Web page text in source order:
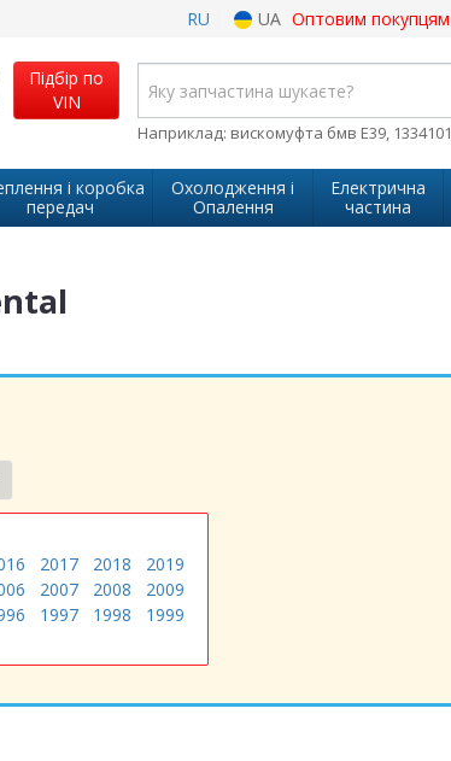
RU UA Оптовим покупцям
Підбір по
VIN
Наприклад: вискомуфта бмв Е39, 1334101
і коробка
передач
Охолодження і
Опалення
Електрична
частина
2017 2018
2019
2007 2008
2009
1997 1998
1999